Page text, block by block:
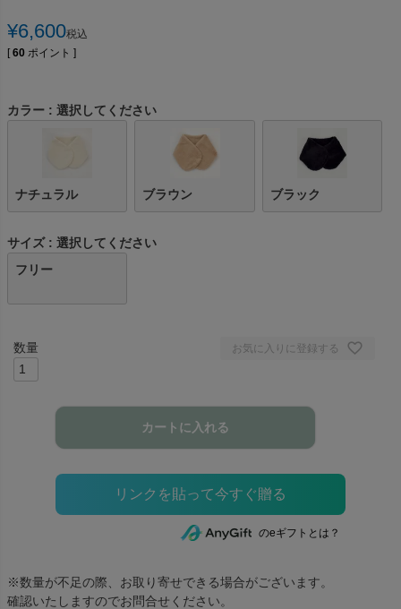
¥6,600税込
[ 60 ポイント ]
カラー 選択してください
ナチュラル ブラウン ブラック
サイズ
選択してください
フリー
お気に入りに登録する
カートに入れる
のeギフトとは？
※数量が不足の際、お取り寄せできる場合がございます。
確認いたしますのでお問合せください。